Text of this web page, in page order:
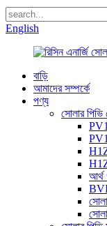
English
বাড়ি
আমাদের সম্পর্কে
পণ্য
সোলার পিভি
আর্থ